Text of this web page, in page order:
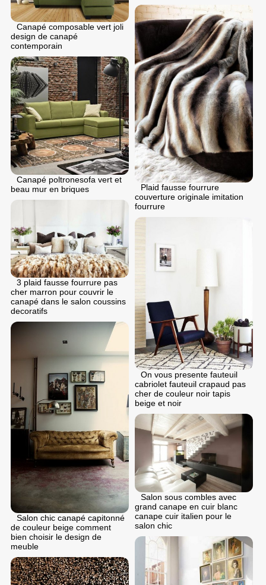
Canapé composable vert joli
design de canapé
contemporain
Plaid fausse fourrure
couverture originale imitation
fourrure
Canapé poltronesofa vert et
beau mur en briques
3 plaid fausse fourrure pas
cher marron pour couvrir le
canapé dans le salon coussins
decoratifs
On vous presente fauteuil
cabriolet fauteuil crapaud pas
cher de couleur noir tapis
beige et noir
Salon chic canapé capitonné
de couleur beige comment
bien choisir le design de
meuble
Salon sous combles avec
grand canape en cuir blanc
canape cuir italien pour le
salon chic